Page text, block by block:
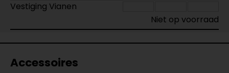
Vestiging Vianen
Niet op voorraad
Accessoires